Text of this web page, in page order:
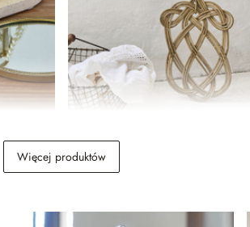
Trzepaczka do dywanów Yarven
89,00 zł
Więcej produktów